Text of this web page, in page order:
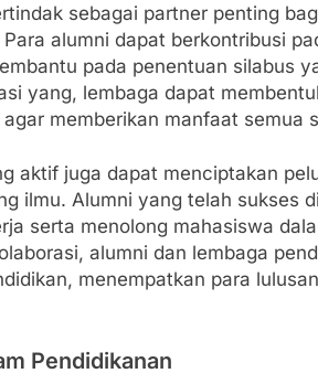
sebagai partner penting
alumni dapat berkontribusi
pada penentuan silabus
yang, lembaga dapat
memberikan manfaat semua
aktif juga dapat menciptakan
ilmu. Alumni yang telah sukses
serta menolong mahasiswa
alumni dan lembaga
menempatkan para
Pendidikanan